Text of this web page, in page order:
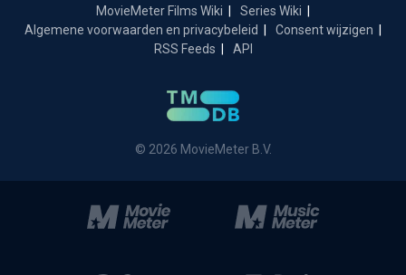
MovieMeter Films Wiki
Series Wiki
Algemene voorwaarden en privacybeleid
Consent wijzigen
RSS Feeds
API
© 2026 MovieMeter B.V.